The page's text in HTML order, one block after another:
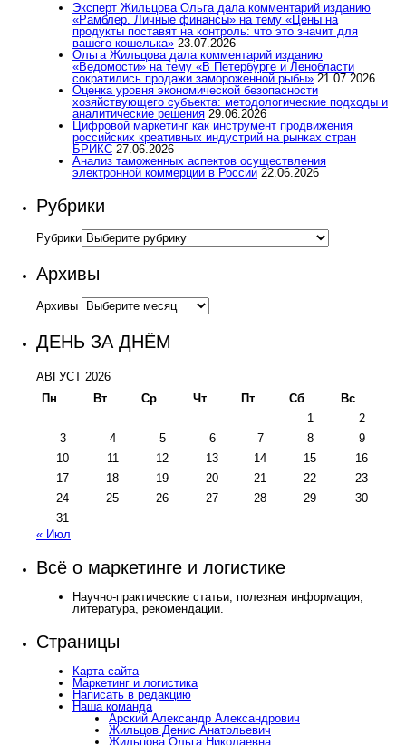
Эксперт Жильцова Ольга дала комментарий изданию
«Рамблер. Личные финансы» на тему «Цены на
продукты поставят на контроль: что это значит для
вашего кошелька» 23.07.2026
Ольга Жильцова дала комментарий изданию
«Ведомости» на тему «В Петербурге и Ленобласти
сократились продажи замороженной рыбы» 21.07.2026
Оценка уровня экономической безопасности
хозяйствующего субъекта: методологические подходы и
аналитические решения 29.06.2026
Цифровой маркетинг как инструмент продвижения
российских креативных индустрий на рынках стран
БРИКС 27.06.2026
Анализ таможенных аспектов осуществления
электронной коммерции в России 22.06.2026
Рубрики
Рубрики
Архивы
Архивы
ДЕНЬ ЗА ДНЁМ
АВГУСТ 2026
Пн
Вт Ср Чт Пт Сб
Вс
1
2
3
4 5 6 7 8
9
10
11 12 13 14 15
16
17
18 19 20 21 22
23
24
25 26 27 28 29
30
31
« Июл
Всё о маркетинге и логистике
Научно-практические статьи, полезная информация,
литература, рекомендации.
Страницы
Карта сайта
Маркетинг и логистика
Написать в редакцию
Наша команда
Арский Александр Александрович
Жильцов Денис Анатольевич
Жильцова Ольга Николаевна